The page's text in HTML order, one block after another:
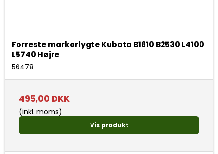
Forreste markørlygte Kubota B1610 B2530 L4100
L5740 Højre
56478
495,00 DKK
(inkl. moms)
Vis produkt